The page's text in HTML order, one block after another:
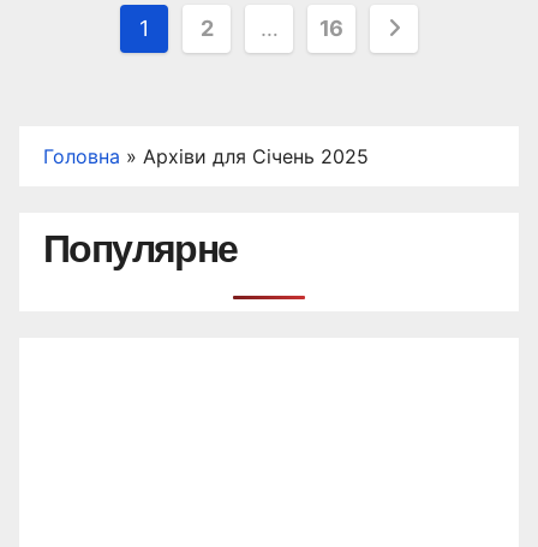
Пагінація
1 2 … 16
Головна » Архіви для Січень 2025
Популярне